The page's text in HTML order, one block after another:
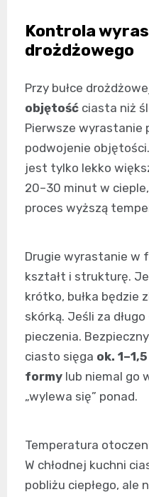
Kontrola
drożdżowego
Przy bułce
objętość ciasta niż
Pierwsze wyrastanie
podwojenie
jest tylko lekko
20–30 minut w
proces wyższą
Drugie wyrastanie w
kształt i strukturę.
krótko, bułka będzie
skórką. Jeśli za
pieczenia.
ciasto sięga ok.
formy lub niemal go
„wylewa się” ponad.
Temperatura
W chłodnej kuchni
pobliżu ciepłego, ale